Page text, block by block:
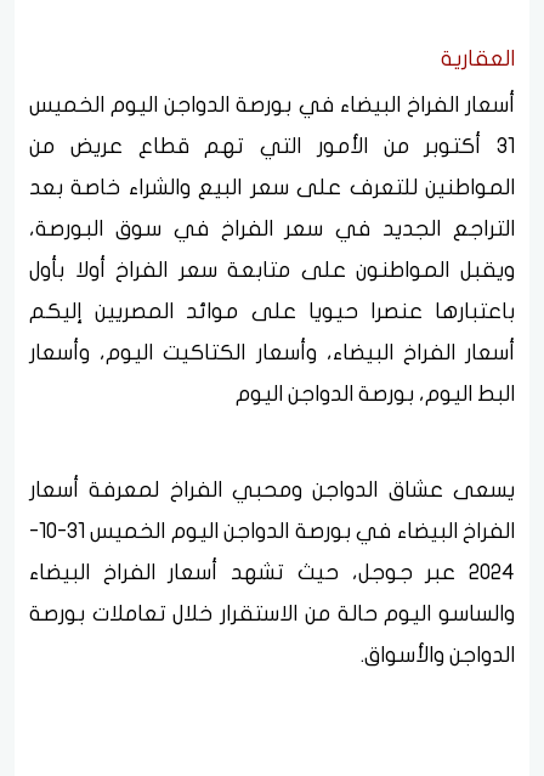
العقارية
أسعار الفراخ البيضاء في بورصة الدواجن اليوم الخميس
31 أكتوبر من الأمور التي تهم قطاع عريض من
المواطنين للتعرف على سعر البيع والشراء خاصة بعد
التراجع الجديد في سعر الفراخ في سوق البورصة،
ويقبل المواطنون على متابعة سعر الفراخ أولا بأول
باعتبارها عنصرا حيويا على موائد المصريين إليكم
أسعار الفراخ البيضاء، وأسعار الكتاكيت اليوم، وأسعار
البط اليوم، بورصة الدواجن اليوم
يسعى عشاق الدواجن ومحبي الفراخ لمعرفة أسعار
الفراخ البيضاء في بورصة الدواجن اليوم الخميس 31-10-
2024 عبر جوجل، حيث تشهد أسعار الفراخ البيضاء
والساسو اليوم حالة من الاستقرار خلال تعاملات بورصة
الدواجن والأسواق.